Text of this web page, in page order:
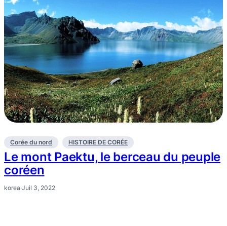
Corée du nord HISTOIRE DE CORÉE
Le mont Paektu, le berceau du peuple
coréen
korea·Juil 3, 2022